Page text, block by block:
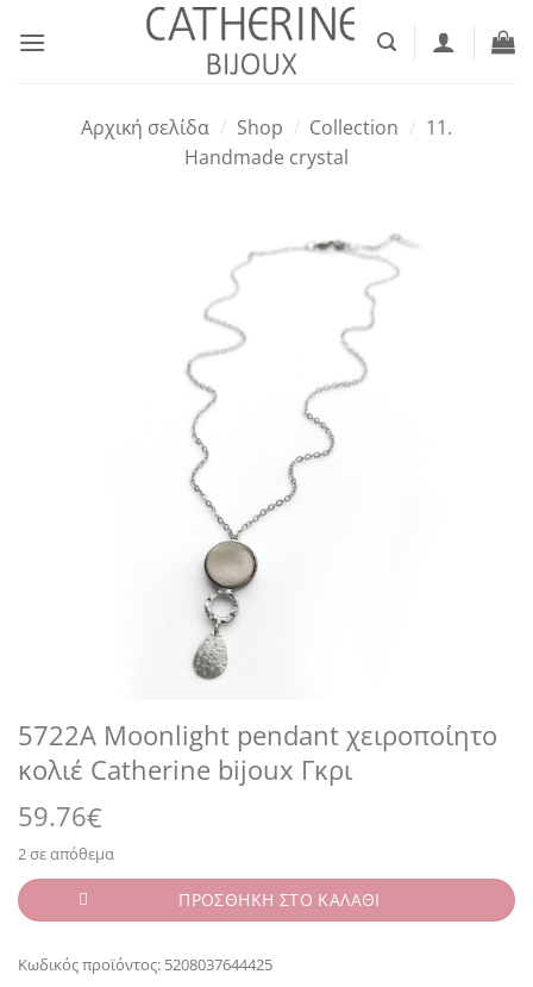
στο
Αρχική σελίδα / Shop / Collection / 11.
Handmade crystal
5722A Moonlight pendant χειροποίητο
κολιέ Catherine bijoux Γκρι
59.76€
2 σε απόθεμα
ΠΡΟΣΘΗΚΗ ΣΤΟ ΚΑΛΑΘΙ
Κωδικός προϊόντος: 5208037644425